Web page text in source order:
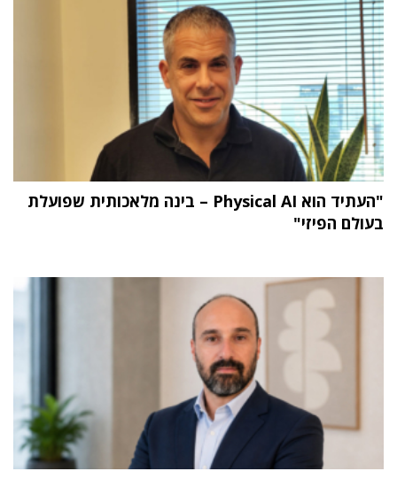
"העתיד הוא Physical AI – בינה מלאכותית שפועלת
בעולם הפיזי"